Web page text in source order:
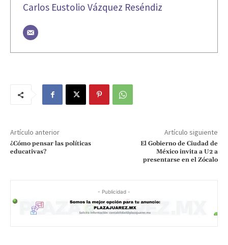
Carlos Eustolio Vázquez Reséndiz
Artículo anterior
¿Cómo pensar las políticas
educativas?
Artículo siguiente
El Gobierno de Ciudad de
México invita a U2 a
presentarse en el Zócalo
- Publicidad -